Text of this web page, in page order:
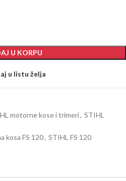
U KORPU
u listu želja
motorne kose i trimeri, STIHL
kosa FS 120, STIHL FS 120